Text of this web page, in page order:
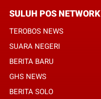
SULUH POS NETWORK
TEROBOS NEWS
SUARA NEGERI
BERITA BARU
GHS NEWS
BERITA SOLO